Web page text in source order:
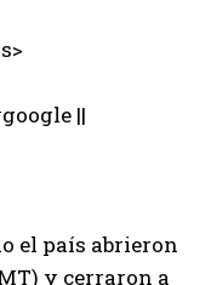
||
el país abrieron
y cerraron a